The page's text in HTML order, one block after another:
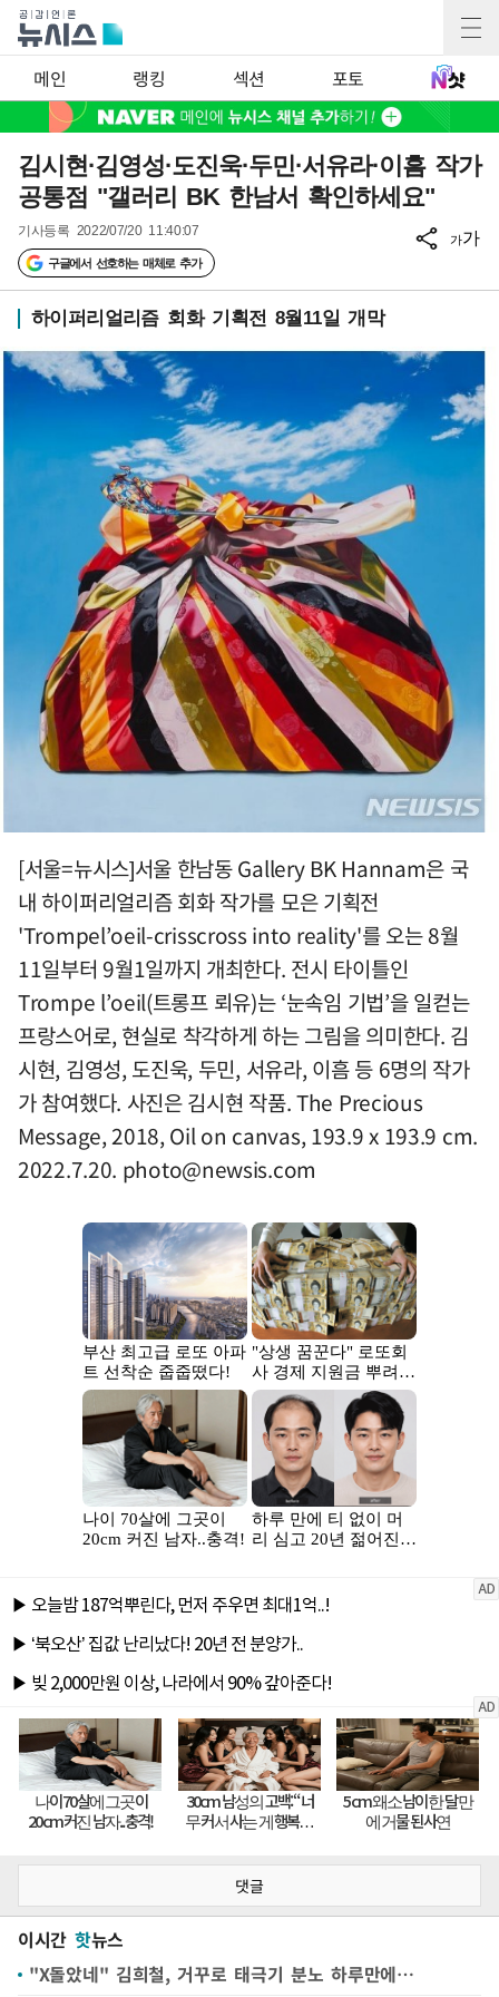
메인 랭킹 섹션 포토
김시현·김영성·도진욱·두민·서유라·이흠 작가
공통점 "갤러리 BK 한남서 확인하세요"
기사등록 2022/07/20 11:40:07
구글에서 선호하는 매체로 추가
가가
하이퍼리얼리즘 회화 기획전 8월11일 개막
[서울=뉴시스]서울 한남동 Gallery BK Hannam은 국
내 하이퍼리얼리즘 회화 작가를 모은 기획전
'Trompel’oeil-crisscross into reality'를 오는 8월
11일부터 9월1일까지 개최한다. 전시 타이틀인
Trompe l’oeil(트롱프 뢰유)는 ‘눈속임 기법’을 일컫는
프랑스어로, 현실로 착각하게 하는 그림을 의미한다. 김
시현, 김영성, 도진욱, 두민, 서유라, 이흠 등 6명의 작가
가 참여했다. 사진은 김시현 작품. The Precious
Message, 2018, Oil on canvas, 193.9 x 193.9 cm.
2022.7.20. photo@newsis.com
댓글
이시간 핫뉴스
"X돌았네" 김희철, 거꾸로 태극기 분노 하루만에…